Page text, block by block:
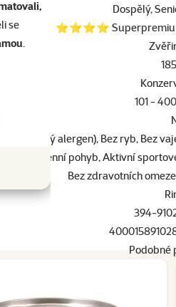
se
.
Dospělý,
⭐⭐⭐⭐
101 -
(neznámý alergen), Bez ryb, Bez
Běžný denní pohyb, Aktivní
Bez zdravotních
394-
Podobné